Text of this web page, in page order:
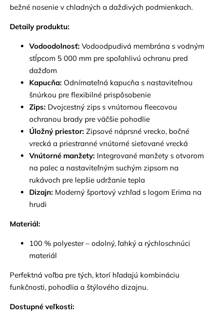
bežné nosenie v chladných a daždivých podmienkach.
Detaily produktu:
Vodoodolnosť: Vodoodpudivá membrána s vodným
stĺpcom 5 000 mm pre spoľahlivú ochranu pred
dažďom
Kapucňa: Odnímateľná kapucňa s nastaviteľnou
šnúrkou pre flexibilné prispôsobenie
Zips: Dvojcestný zips s vnútornou fleecovou
ochranou brady pre väčšie pohodlie
Úložný priestor: Zipsové náprsné vrecko, bočné
vrecká a priestranné vnútorné sieťované vrecká
Vnútorné manžety: Integrované manžety s otvorom
na palec a nastaviteľným suchým zipsom na
rukávoch pre lepšie udržanie tepla
Dizajn: Moderný športový vzhľad s logom Erima na
hrudi
Materiál:
100 % polyester – odolný, ľahký a rýchloschnúci
materiál
Perfektná voľba pre tých, ktorí hľadajú kombináciu
funkčnosti, pohodlia a štýlového dizajnu.
Dostupné veľkosti: